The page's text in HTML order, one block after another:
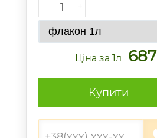
− +
Ціна за 1л 687
Купити